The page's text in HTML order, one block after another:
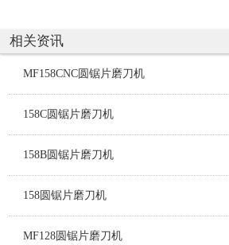
相关资讯
MF158CNC圆锯片磨刀机
158C圆锯片磨刀机
158B圆锯片磨刀机
158圆锯片磨刀机
MF128圆锯片磨刀机